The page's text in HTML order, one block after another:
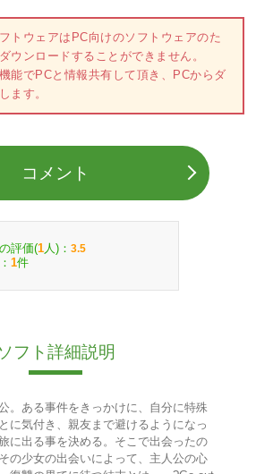
トウェアはPC向けのソフトウェアのた
ウンロードすることができません。
能でPCと情報共有して頂き、PCからダ
ます。
コメント
評価(1 人)： 3.5
1件
フト詳細説明
。ある事件をきっかけに、自分に特殊
に気付き、親友まで避けるようになっ
に出る事を決める。そこで出会ったの
少女の出会いによって、主人公の心